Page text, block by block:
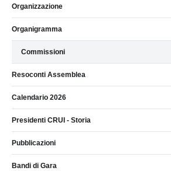
Organizzazione
Organigramma
Commissioni
Resoconti Assemblea
Calendario 2026
Presidenti CRUI - Storia
Pubblicazioni
Bandi di Gara